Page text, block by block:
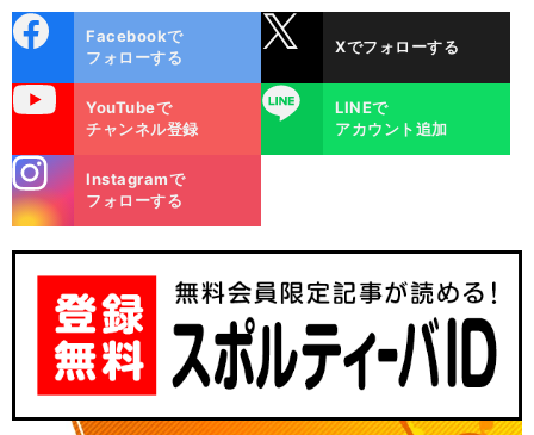
ok
Facebookで
フォローする
Xでフォローする
YouTubeで
チャンネル登録
LINE
LINEで
アカウント追加
m
Instagramで
フォローする